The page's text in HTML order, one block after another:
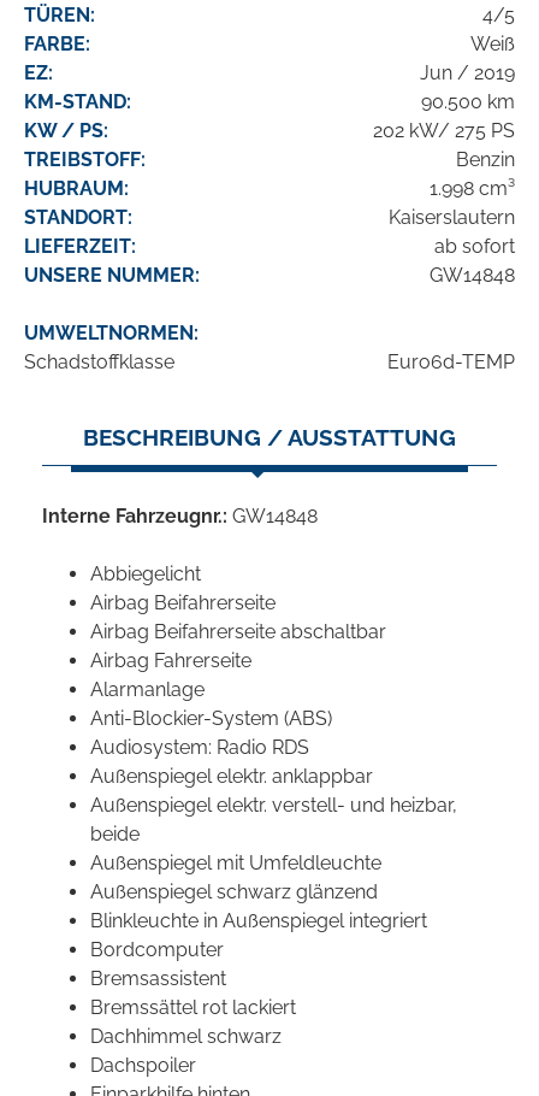
TÜREN:
4/5
FARBE:
Weiß
EZ:
Jun / 2019
KM-STAND:
90.500 km
KW / PS:
202 kW/ 275 PS
TREIBSTOFF:
Benzin
HUBRAUM:
1.998 cm³
STANDORT:
Kaiserslautern
LIEFERZEIT:
ab sofort
UNSERE NUMMER:
GW14848
UMWELTNORMEN:
Schadstoffklasse
Euro6d-TEMP
BESCHREIBUNG / AUSSTATTUNG
Interne Fahrzeugnr.: GW14848
Abbiegelicht
Airbag Beifahrerseite
Airbag Beifahrerseite abschaltbar
Airbag Fahrerseite
Alarmanlage
Anti-Blockier-System (ABS)
Audiosystem: Radio RDS
Außenspiegel elektr. anklappbar
Außenspiegel elektr. verstell- und heizbar,
beide
Außenspiegel mit Umfeldleuchte
Außenspiegel schwarz glänzend
Blinkleuchte in Außenspiegel integriert
Bordcomputer
Bremsassistent
Bremssättel rot lackiert
Dachhimmel schwarz
Dachspoiler